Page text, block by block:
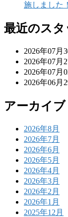
施しました！
最近のス
2026年07月
2026年07月
2026年07月
2026年06月
アーカイブ
2026年8月
2026年7月
2026年6月
2026年5月
2026年4月
2026年3月
2026年2月
2026年1月
2025年12月